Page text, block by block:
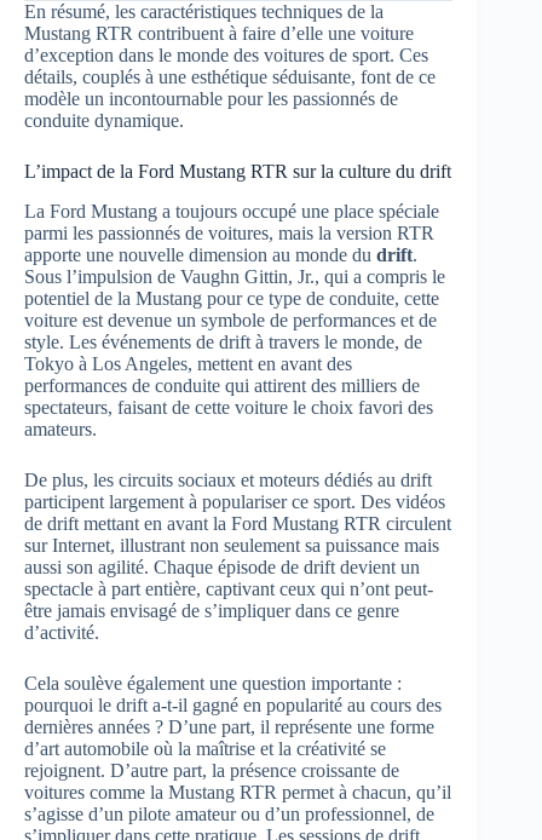
En résumé, les caractéristiques techniques de la
Mustang RTR contribuent à faire d’elle une voiture
d’exception dans le monde des voitures de sport. Ces
détails, couplés à une esthétique séduisante, font de ce
modèle un incontournable pour les passionnés de
conduite dynamique.
L’impact de la Ford Mustang RTR sur la culture du drift
La Ford Mustang a toujours occupé une place spéciale
parmi les passionnés de voitures, mais la version RTR
apporte une nouvelle dimension au monde du drift.
Sous l’impulsion de Vaughn Gittin, Jr., qui a compris le
potentiel de la Mustang pour ce type de conduite, cette
voiture est devenue un symbole de performances et de
style. Les événements de drift à travers le monde, de
Tokyo à Los Angeles, mettent en avant des
performances de conduite qui attirent des milliers de
spectateurs, faisant de cette voiture le choix favori des
amateurs.
De plus, les circuits sociaux et moteurs dédiés au drift
participent largement à populariser ce sport. Des vidéos
de drift mettant en avant la Ford Mustang RTR circulent
sur Internet, illustrant non seulement sa puissance mais
aussi son agilité. Chaque épisode de drift devient un
spectacle à part entière, captivant ceux qui n’ont peut-
être jamais envisagé de s’impliquer dans ce genre
d’activité.
Cela soulève également une question importante :
pourquoi le drift a-t-il gagné en popularité au cours des
dernières années ? D’une part, il représente une forme
d’art automobile où la maîtrise et la créativité se
rejoignent. D’autre part, la présence croissante de
voitures comme la Mustang RTR permet à chacun, qu’il
s’agisse d’un pilote amateur ou d’un professionnel, de